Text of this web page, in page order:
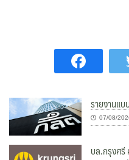
รายงานแ
07/08/
บล.กรุงศรี